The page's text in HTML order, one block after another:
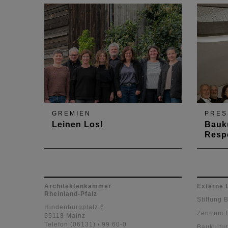
GREMIEN
Leinen Los!
Form
Architektenkammer
Rheinland-Pfalz
Hindenburgplatz 6
55118 Mainz
Telefon (06131) / 99 60-0
Externe
Stiftung
Zentrum